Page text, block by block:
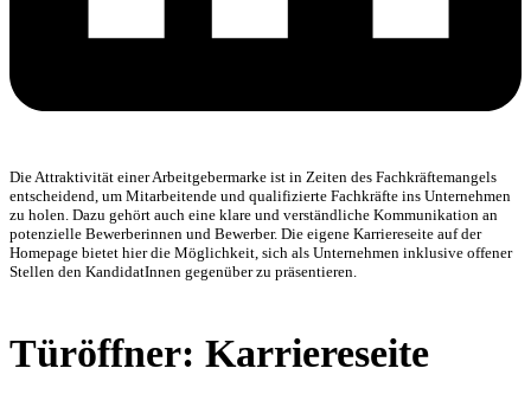
Die Attraktivität einer Arbeitgebermarke ist in Zeiten des Fachkräftemangels
entscheidend, um Mitarbeitende und qualifizierte Fachkräfte ins Unternehmen
zu holen. Dazu gehört auch eine klare und verständliche Kommunikation an
potenzielle Bewerberinnen und Bewerber. Die eigene Karriereseite auf der
Homepage bietet hier die Möglichkeit, sich als Unternehmen inklusive offener
Stellen den KandidatInnen gegenüber zu präsentieren.
Türöffner: Karriereseite